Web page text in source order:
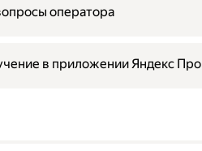
оператора
в приложении Яндекс Про